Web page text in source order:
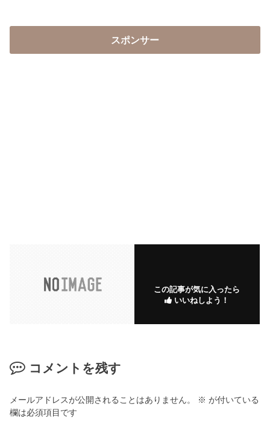
スポンサー
この記事が気に入ったら
いいねしよう！
コメントを残す
メールアドレスが公開されることはありません。 ※ が付いている
欄は必須項目です